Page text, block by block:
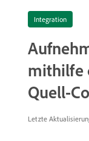
Integration
mithilfe
Quell-
Letzte